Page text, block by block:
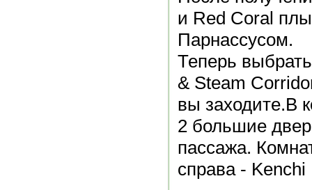
и Red Coral
Парнассусом.
Теперь
& Steam
вы заходите.В
2 большие
пассажа.
справа -